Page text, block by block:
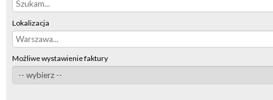
Lokalizacja
Możliwe wystawienie faktury